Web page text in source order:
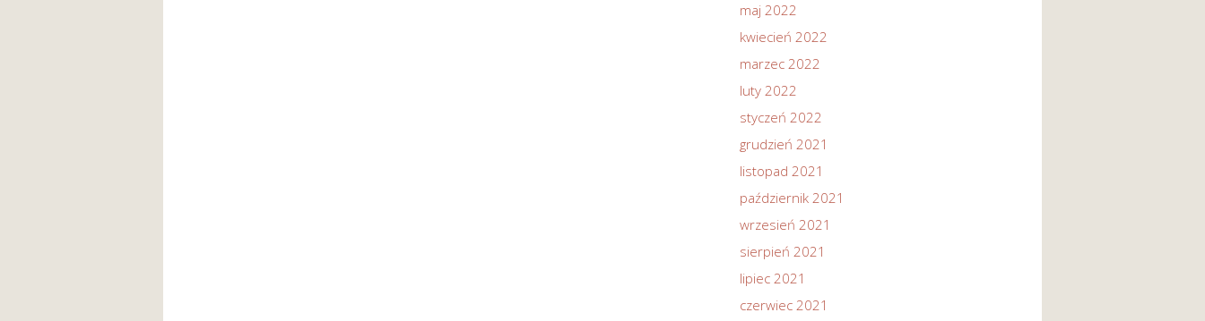
maj 2022
kwiecień 2022
marzec 2022
luty 2022
styczeń 2022
grudzień 2021
listopad 2021
październik 2021
wrzesień 2021
sierpień 2021
lipiec 2021
czerwiec 2021